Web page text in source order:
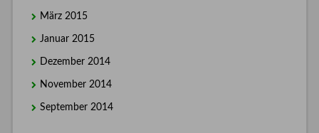
März 2015
Januar 2015
Dezember 2014
November 2014
September 2014